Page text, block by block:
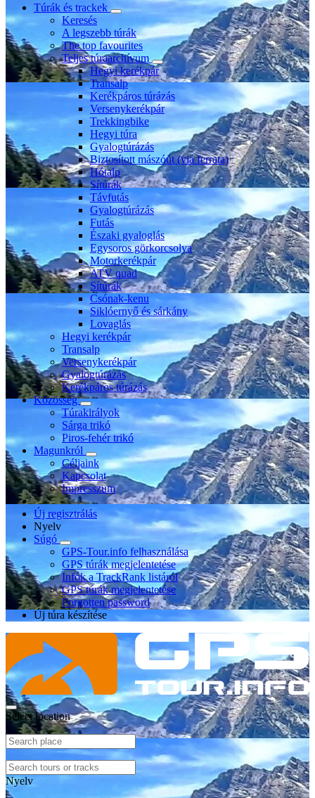
Túrák és trackek
Keresés
A legszebb túrák
The top favourites
Teljes túraarchívum
Hegyi kerékpár
Transalp
Kerékpáros túrázás
Versenykerékpár
Trekkingbike
Hegyi túra
Gyalogtúrázás
Biztosított mászóút (via ferrata)
Hótalp
Sítúrák
Távfutás
Gyalogtúrázás
Futás
Északi gyaloglás
Egysoros görkorcsolya
Motorkerékpár
ATV quad
Sítúrák
Csónak-kenu
Siklóernyő és sárkány
Lovaglás
Hegyi kerékpár
Transalp
Versenykerékpár
Gyalogtúrázás
Kerékpáros túrázás
Közösség
Túrakirályok
Sárga trikó
Piros-fehér trikó
Magunkról
Céljaink
Kapcsolat
Impresszum
Új regisztrálás
Nyelv
Súgó
GPS-Tour.info felhasználása
GPS túrák megjelentetése
Infók a TrackRank listáról
GPS túrák megjelentetése
Forgotten password
Új túra készítése
Select location
Nyelv